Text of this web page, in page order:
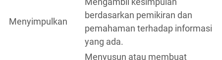
Menyimpulkan
berdasarkan pemikiran dan
pemahaman terhadap informasi
yang ada.
Menyusun atau membuat